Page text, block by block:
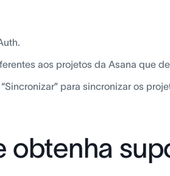
aos projetos da Asana que
para sincronizar os
obtenha